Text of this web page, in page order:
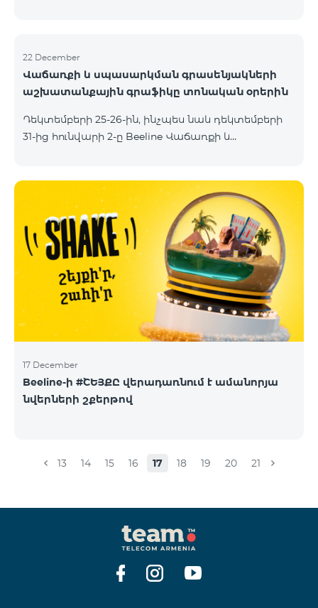
22 December
Վաճառքի և սպասարկման գրասենյակների
աշխատանքային գրաֆիկը տոնական օրերին
Դեկտեմբերի 25-26-ին, ինչպես նաև դեկտեմբերի
31-ից hունվարի 2-ը Beeline Վաճառքի և
Մանրամասները կարող եք իմանալ հետևյալ
հղումներով՝ Դեկտեմեբրի 25-26 Դեկտեմբերի 31 -
հունվարի 2
17 December
Beeline-ի #ՇԵՅՔԸ վերադառնում է ամանորյա
նվերների շքերթով
13 14 15 16 17 18 19 20 21